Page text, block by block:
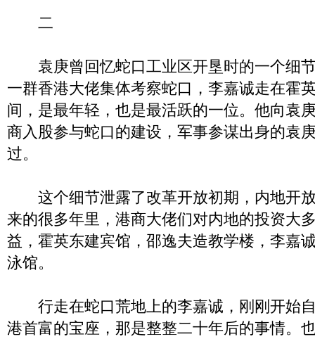
二
袁庚曾回忆蛇口工业区开垦时的一个细
一群香港大佬集体考察蛇口，李嘉诚走在霍
间，是最年轻，也是最活跃的一位。他向袁
商入股参与蛇口的建设，军事参谋出身的袁
过。
这个细节泄露了改革开放初期，内地开
来的很多年里，港商大佬们对内地的投资大
益，霍英东建宾馆，邵逸夫造教学楼，李嘉
泳馆。
行走在蛇口荒地上的李嘉诚，刚刚开始
港首富的宝座，那是整整二十年后的事情。